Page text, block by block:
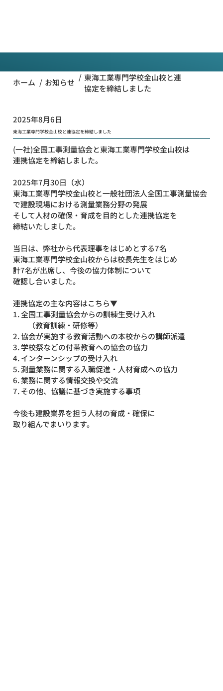
2025年8月6日
東海工業専門学校金山校と連協定を締結しました
(一社)全国工事測量協会と東海工業専門学校金山校は
連携協定を締結しました。
2025年7月30日（水）
東海工業専門学校金山校と一般社団法人全国工事測量協会
で建設現場における測量業務分野の発展
そして人材の確保・育成を目的とした連携協定を
締結いたしました。
当日は、弊社から代表理事をはじめとする7名
東海工業専門学校金山校からは校長先生をはじめ
計7名が出席し、今後の協力体制について
確認し合いました。
連携協定の主な内容はこちら▼
1. 全国工事測量協会からの訓練生受け入れ
（教育訓練・研修等）
2. 協会が実施する教育活動への本校からの講師派遣
3. 学校祭などの付帯教育への協会の協力
4. インターンシップの受け入れ
5. 測量業務に関する入職促進・人材育成への協力
6. 業務に関する情報交換や交流
7. その他、協議に基づき実施する事項
今後も建設業界を担う人材の育成・確保に
取り組んでまいります。
ホーム / お知らせ
/ 東海工業専門学校金山校と連
協定を締結しました